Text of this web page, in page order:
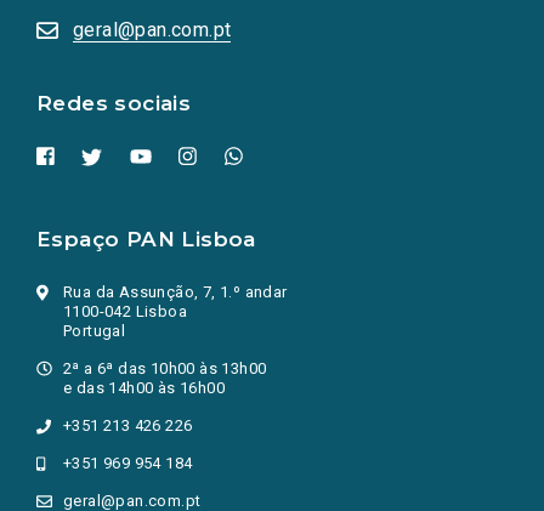
geral@pan.com.pt
Redes sociais
numa
nova
Espaço PAN Lisboa
Rua da Assunção, 7, 1.º andar
1100-042 Lisboa
Portugal
2ª a 6ª das 10h00 às 13h00
e das 14h00 às 16h00
+351 213 426 226
+351 969 954 184
geral@pan.com.pt